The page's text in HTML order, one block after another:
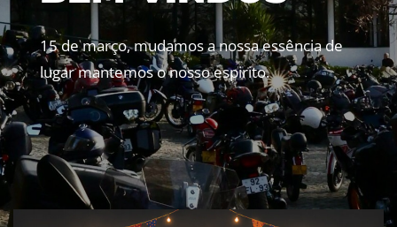
15 de março, mudamos a nossa essência de
lugar mantemos o nosso espirito.